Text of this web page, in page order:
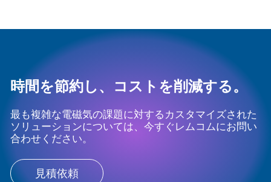
時間を節約し、コストを削減する。
最も複雑な電磁気の課題に対するカスタマイズされた
ソリューションについては、今すぐレムコムにお問い
合わせください。
見積依頼